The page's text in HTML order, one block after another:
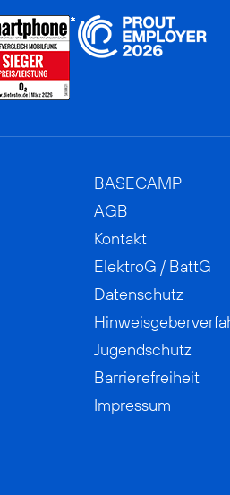
BASECAMP
AGB
Kontakt
ElektroG / BattG
Datenschutz
Jugendschutz
Barrierefreiheit
Impressum